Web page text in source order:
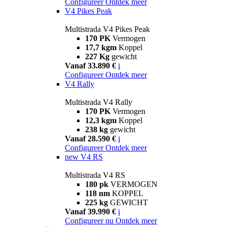
V4 Pikes Peak
Multistrada V4 Pikes Peak
170 PK Vermogen
17,7 kgm Koppel
227 Kg gewicht
Vanaf 33.890 € i
Configureer Ontdek meer
V4 Rally
Multistrada V4 Rally
170 PK Vermogen
12,3 kgm Koppel
238 kg gewicht
Vanaf 28.590 € i
Configureer Ontdek meer
new V4 RS
Multistrada V4 RS
180 pk VERMOGEN
118 nm KOPPEL
225 kg GEWICHT
Vanaf 39.990 € i
Configureer nu Ontdek meer